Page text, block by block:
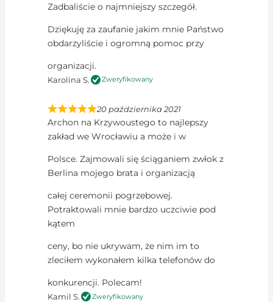
Zadbaliście o najmniejszy szczegół.
Dziękuję za zaufanie jakim mnie Państwo
obdarzyliście i ogromną pomoc przy
organizacji.
Karolina S. Zweryfikowany
20 października 2021
Archon na Krzywoustego to najlepszy
zakład we Wrocławiu a może i w
Polsce. Zajmowali się ściąganiem zwłok z
Berlina mojego brata i organizacją
całej ceremonii pogrzebowej.
Potraktowali mnie bardzo uczciwie pod
kątem
ceny, bo nie ukrywam, że nim im to
zleciłem wykonałem kilka telefonów do
konkurencji. Polecam!
Kamil S. Zweryfikowany